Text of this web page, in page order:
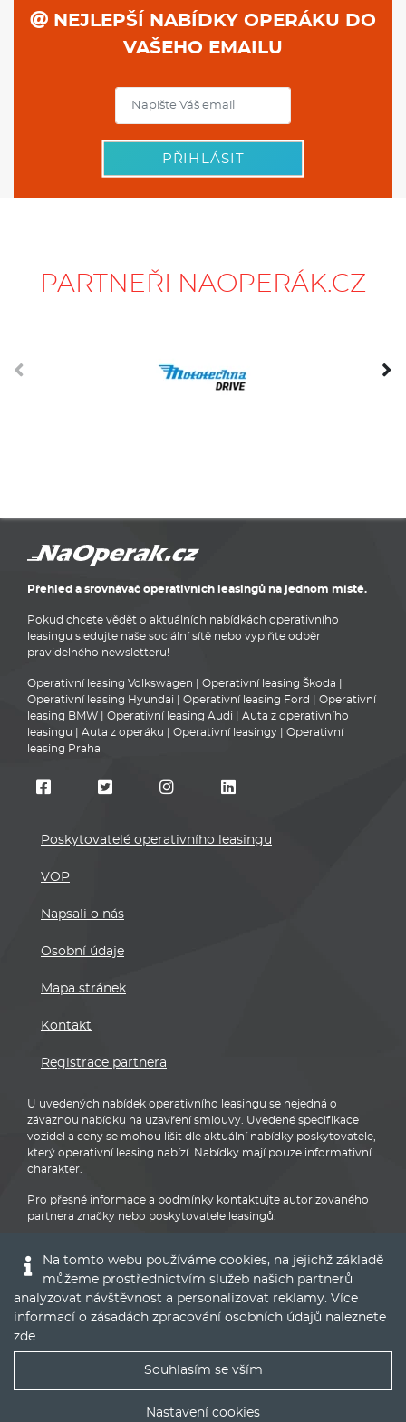
NEJLEPŠÍ NABÍDKY OPERÁKU DO
VAŠEHO EMAILU
PŘIHLÁSIT
PARTNEŘI NAOPERÁK.CZ
Přehled a srovnávač operativních leasingů na jednom místě.
Pokud chcete vědět o aktuálních nabídkách operativního
leasingu sledujte naše sociální sítě nebo vyplňte odběr
pravidelného newsletteru!
Operativní leasing Volkswagen Operativní leasing Škoda
Operativní leasing Hyundai
Operativní leasing Ford
Operativní
leasing BMW
Operativní leasing Audi
Auta z operativního
leasingu
Auta z operáku Operativní leasingy
Operativní
leasing Praha
Poskytovatelé operativního leasingu
VOP
Napsali o nás
Osobní údaje
Mapa stránek
Kontakt
Registrace partnera
U uvedených nabídek operativního leasingu se nejedná o
závaznou nabídku na uzavření smlouvy. Uvedené specifikace
vozidel a ceny se mohou lišit dle aktuální nabídky poskytovatele,
který operativní leasing nabízí. Nabídky mají pouze informativní
charakter.
Pro přesné informace a podmínky kontaktujte autorizovaného
partnera značky nebo poskytovatele leasingů.
Na tomto webu používáme cookies, na jejichž základě
můžeme prostřednictvím služeb našich partnerů
analyzovat návštěvnost a personalizovat reklamy. Více
informací o zásadách zpracování osobních údajů naleznete
zde.
Souhlasím se vším
Nastavení cookies
Nejlepší nabídky operáku do Vašeho emailu